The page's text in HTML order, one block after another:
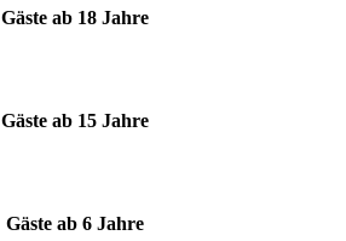
Gäste ab 18 Jahre
Gäste ab 15 Jahre
Gäste ab 6 Jahre